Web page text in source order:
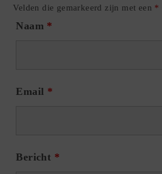
Velden die gemarkeerd zijn met een *
Naam *
Email *
Bericht *